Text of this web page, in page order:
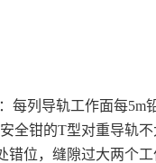
每列导轨工作面每5m
全钳的T型对重导轨
位，缝隙过大两个